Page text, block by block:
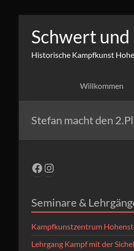
Inhalt
springen
Schwert und
Historische Kampfkunst
Willkommen
Stefan macht den
Facebook
Instagram
Seminare &
Kampfkunstzentrum
Lehrgang Kampf mit der Sichel